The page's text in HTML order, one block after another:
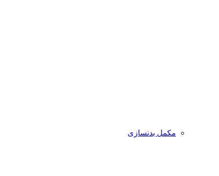
مکمل بدنسازی